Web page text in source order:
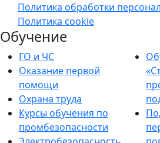
Политика обработки
Политика cookie
Обучение
ГО и ЧС
Оказание первой
помощи
Охрана труда
Курсы обучения по
промбезопасности